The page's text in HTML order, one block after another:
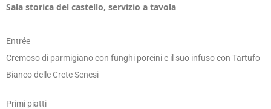
Sala storica del castello, servizio a tavola
Entrée
Cremoso di parmigiano con funghi porcini e il suo infuso con Tartufo
Bianco delle Crete Senesi
Primi piatti